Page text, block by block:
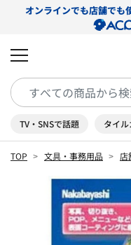
オンラインでも店舗でも
TV・SNSで話題 タイ
TOP 文具・事務用品 店